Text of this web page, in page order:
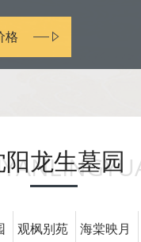
格
龙生墓园
观枫别苑 海棠映月